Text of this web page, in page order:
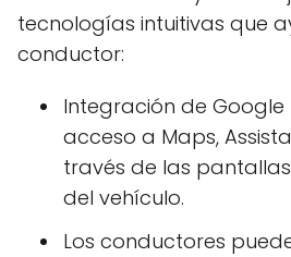
tecnologías intuitivas que
conductor:
Integración de
acceso a Maps,
través de las pantallas
del vehículo.
Los conductores